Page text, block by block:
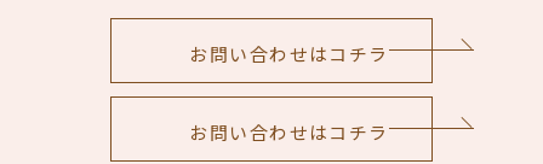
お問い合わせはコチラ
お問い合わせはコチラ